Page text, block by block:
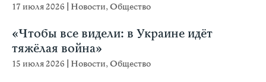
17 июля 2026 Новости,Общество
«Чтобы все видели: в Украине идёт
тяжёлая война»
15 июля 2026 Новости,Общество